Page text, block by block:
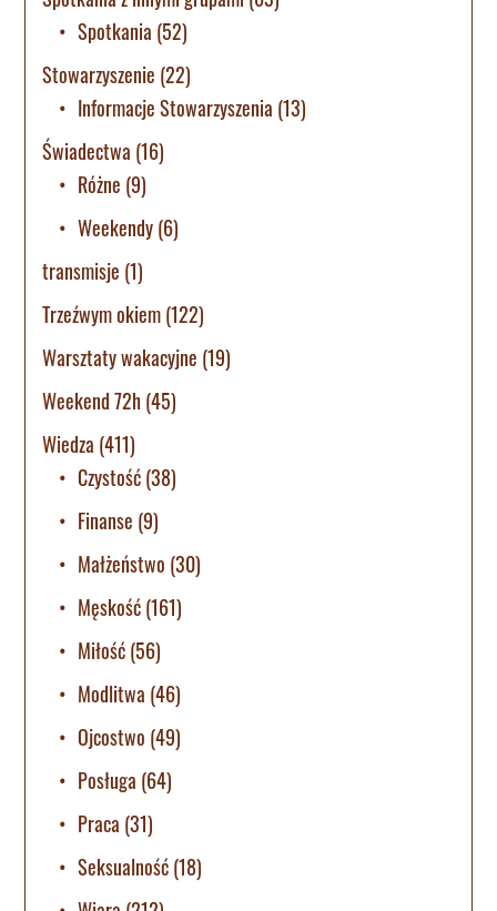
Spotkania (52)
Stowarzyszenie (22)
Informacje Stowarzyszenia (13)
Świadectwa (16)
Różne (9)
Weekendy(6)
transmisje (1)
Trzeźwym okiem(122)
Warsztaty wakacyjne (19)
Weekend 72h(45)
Wiedza (411)
Czystość(38)
Finanse (9)
Małżeństwo (30)
Męskość(161)
Miłość(56)
Modlitwa (46)
Ojcostwo (49)
Posługa (64)
Praca (31)
Seksualność(18)